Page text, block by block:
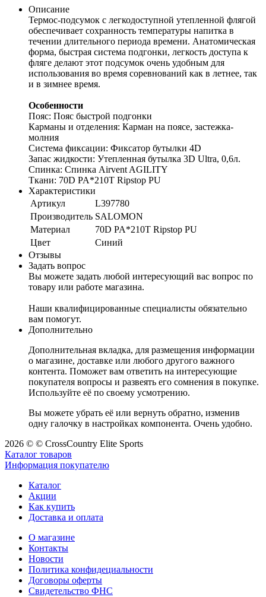
Описание
Термос-подсумок с легкодоступной утепленной флягой
обеспечивает сохранность температуры напитка в
течении длительного периода времени. Анатомическая
форма, быстрая система подгонки, легкость доступа к
фляге делают этот подсумок очень удобным для
использования во время соревнований как в летнее, так
и в зимнее время.
Особенности
Пояс: Пояс быстрой подгонки
Карманы и отделения: Карман на поясе, застежка-
молния
Система фиксации: Фиксатор бутылки 4D
Запас жидкости: Утепленная бутылка 3D Ultra, 0,6л.
Спинка: Спинка Airvent AGILITY
Ткани: 70D PA*210T Ripstop PU
Характеристики
Артикул
L397780
Производитель SALOMON
Материал
70D PA*210T Ripstop PU
Цвет
Синий
Отзывы
Задать вопрос
Вы можете задать любой интересующий вас вопрос по
товару или работе магазина.
Наши квалифицированные специалисты обязательно
вам помогут.
Дополнительно
Дополнительная вкладка, для размещения информации
о магазине, доставке или любого другого важного
контента. Поможет вам ответить на интересующие
покупателя вопросы и развеять его сомнения в покупке.
Используйте её по своему усмотрению.
Вы можете убрать её или вернуть обратно, изменив
одну галочку в настройках компонента. Очень удобно.
2026 © © CrossCountry Elite Sports
Каталог товаров
Информация покупателю
Каталог
Акции
Как купить
Доставка и оплата
О магазине
Контакты
Новости
Политика конфидециальности
Договоры оферты
Свидетельство ФНС